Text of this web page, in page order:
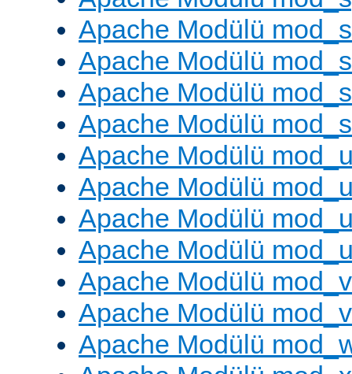
Apache Modülü
Apache Modülü
Apache Modülü
Apache Modülü
Apache Modülü
Apache Modülü
Apache Modülü
Apache Modülü
Apache Modülü
Apache Modülü
Apache Modülü